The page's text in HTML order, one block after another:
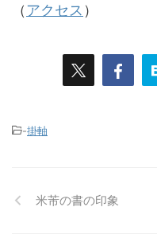
（アクセス ）
-掛軸
米芾の書の印象